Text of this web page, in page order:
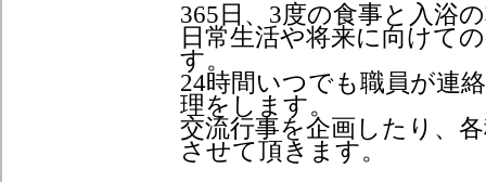
365日、3度の食事と入浴
日常生活や将来に向けて
す。
24時間いつでも職員が連
理をします。
交流行事を企画したり、
させて頂きます。